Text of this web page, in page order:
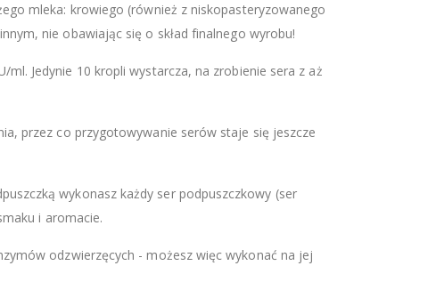
mleka: krowiego (również z niskopasteryzowanego
nie obawiając się o skład finalnego wyrobu!
Jedynie 10 kropli wystarcza, na zrobienie sera z aż
przez co przygotowywanie serów staje się jeszcze
wykonasz każdy ser podpuszczkowy (ser
i aromacie.
odzwierzęcych - możesz więc wykonać na jej